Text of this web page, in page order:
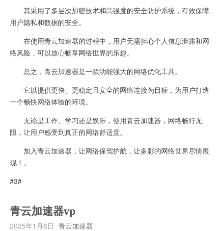
其采用了多层次加密技术和高强度的安全防护系统，有效保障
用户隐私和数据的安全。
在使用青云加速器的过程中，用户无需担心个人信息泄露和网
络风险，可以放心畅享网络世界的乐趣。
总之，青云加速器是一款功能强大的网络优化工具。
它以提供更快、更稳定且安全的网络连接为目标，为用户打造
一个畅快网络体验的环境。
无论是工作、学习还是娱乐，使用青云加速器，网络畅行无
阻，让用户感受到真正的网络舒适度。
加入青云加速器，让网络保驾护航，让多彩的网络世界尽情展
现！。
#3#
青云加速器vp
2025年1月8日 青云加速器